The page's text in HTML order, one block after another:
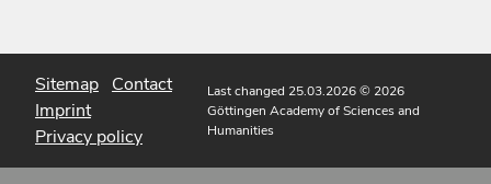
Sitemap Contact
Imprint
Privacy policy
Last changed 25.03.2026© 2026
Göttingen Academy of Sciences and
Humanities